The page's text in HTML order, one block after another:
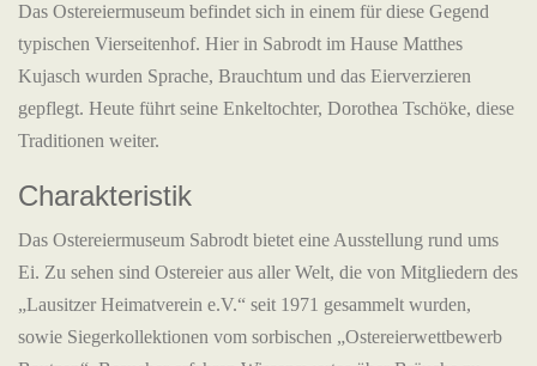
Das Ostereiermuseum befindet sich in einem für diese Gegend
typischen Vierseitenhof. Hier in Sabrodt im Hause Matthes
Kujasch wurden Sprache, Brauchtum und das Eierverzieren
gepflegt. Heute führt seine Enkeltochter, Dorothea Tschöke, diese
Traditionen weiter.
Charakteristik
Das Ostereiermuseum Sabrodt bietet eine Ausstellung rund ums
Ei. Zu sehen sind Ostereier aus aller Welt, die von Mitgliedern des
„Lausitzer Heimatverein e.V.“ seit 1971 gesammelt wurden,
sowie Siegerkollektionen vom sorbischen „Ostereierwettbewerb